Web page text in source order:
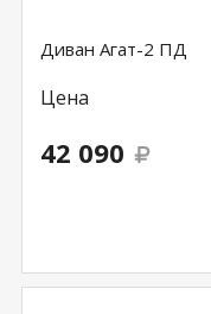
Диван Агат-2 ПД
Цена
42 090